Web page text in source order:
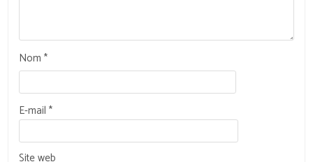
Nom*
E-mail*
Site web